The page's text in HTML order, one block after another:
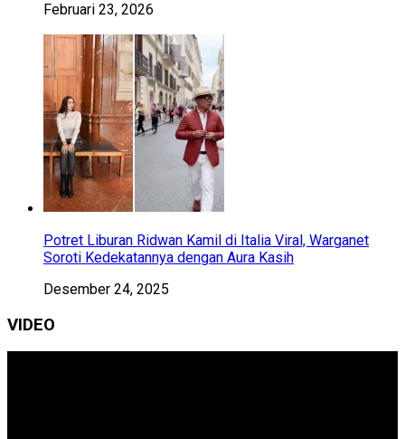
Februari 23, 2026
Potret Liburan Ridwan Kamil di Italia Viral, Warganet
Soroti Kedekatannya dengan Aura Kasih
Desember 24, 2025
VIDEO